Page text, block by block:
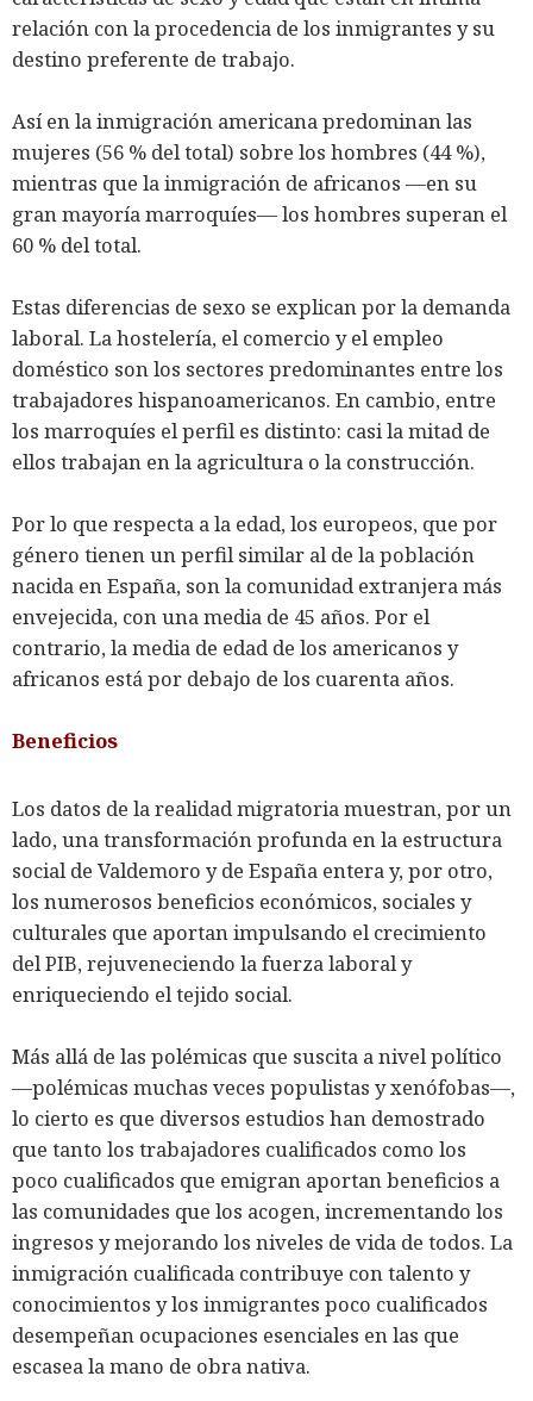
relación con la procedencia de los inmigrantes y su
destino preferente de trabajo.
Así en la inmigración americana predominan las
mujeres (56 % del total) sobre los hombres (44 %),
mientras que la inmigración de africanos ―en su
gran mayoría marroquíes― los hombres superan el
60 % del total.
Estas diferencias de sexo se explican por la demanda
laboral. La hostelería, el comercio y el empleo
doméstico son los sectores predominantes entre los
trabajadores hispanoamericanos. En cambio, entre
los marroquíes el perfil es distinto: casi la mitad de
ellos trabajan en la agricultura o la construcción.
Por lo que respecta a la edad, los europeos, que por
género tienen un perfil similar al de la población
nacida en España, son la comunidad extranjera más
envejecida, con una media de 45 años. Por el
contrario, la media de edad de los americanos y
africanos está por debajo de los cuarenta años.
Beneficios
Los datos de la realidad migratoria muestran, por un
lado, una transformación profunda en la estructura
social de Valdemoro y de España entera y, por otro,
los numerosos beneficios económicos, sociales y
culturales que aportan impulsando el crecimiento
del PIB, rejuveneciendo la fuerza laboral y
enriqueciendo el tejido social.
Más allá de las polémicas que suscita a nivel político
―polémicas muchas veces populistas y xenófobas―,
lo cierto es que diversos estudios han demostrado
que tanto los trabajadores cualificados como los
poco cualificados que emigran aportan beneficios a
las comunidades que los acogen, incrementando los
ingresos y mejorando los niveles de vida de todos. La
inmigración cualificada contribuye con talento y
conocimientos y los inmigrantes poco cualificados
desempeñan ocupaciones esenciales en las que
escasea la mano de obra nativa.